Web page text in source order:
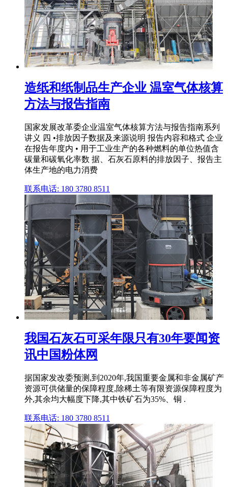
造纸和纸制品生产企业 温室气体核算
方法与报告指南
国家发展改革委企业温室气体核算方法与报告指南系列
讲义 四 •排放因子数据及来源说明 报告内容和格式 企业
在报告年度内 • 用于工业生产的各种燃料的单位热值含
碳量和碳氧化率数 据、石灰石原料的排放因子、报告主
体生产地的电力消费
联系电话: 180 3780 8511
我国石灰石可采年限只有30年要闻资
讯中国粉体网
据国家发改委预测,到2020年,我国重要金属和非金属矿产
资源可供储量的保障程度,除稀土等有限资源保障程度为
外,其余均大幅度下降,其中铁矿石为35%、铜 .
联系电话: 180 3780 8511